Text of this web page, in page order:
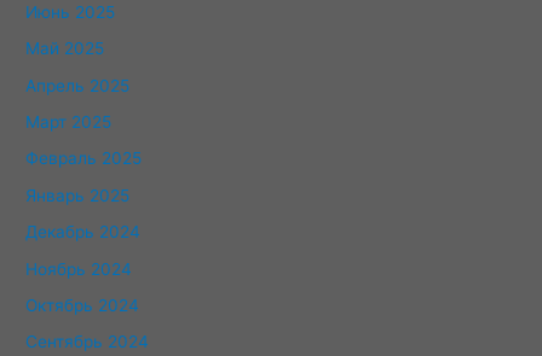
Июнь 2025
Май 2025
Апрель 2025
Март 2025
Февраль 2025
Январь 2025
Декабрь 2024
Ноябрь 2024
Октябрь 2024
Сентябрь 2024